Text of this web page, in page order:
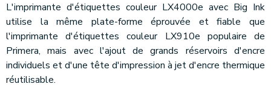
L'imprimante d'étiquettes couleur LX4000e avec Big Ink
utilise la même plate-forme éprouvée et fiable que
l'imprimante d'étiquettes couleur LX910e populaire de
Primera, mais avec l'ajout de grands réservoirs d'encre
individuels et d'une tête d'impression à jet d'encre thermique
réutilisable.